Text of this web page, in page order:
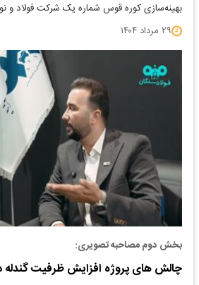
بهینه‌سازی کوره قوس شماره یک شرکت فولاد و
۲۹ مرداد ۱۴۰۴
بخش دوم مصاحبه تصویری:
چالش های پروژه افزایش ظرفیت گندله